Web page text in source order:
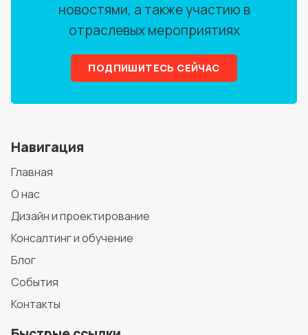
новостями, а также участию в
отраслевых мероприятиях
ПОДПИШИТЕСЬ СЕЙЧАС
Навигация
Главная
О нас
Дизайн и проектирование
Консалтинг и обучение
Блог
События
Контакты